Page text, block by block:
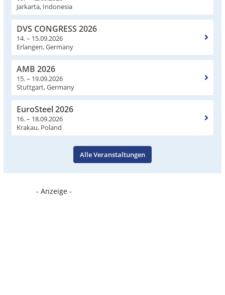
Jarkarta, Indonesia
DVS CONGRESS 2026
14. – 15.09.2026
Erlangen, Germany
AMB 2026
15. – 19.09.2026
Stuttgart, Germany
EuroSteel 2026
16. – 18.09.2026
Krakau, Poland
Alle Veranstaltungen
- Anzeige -